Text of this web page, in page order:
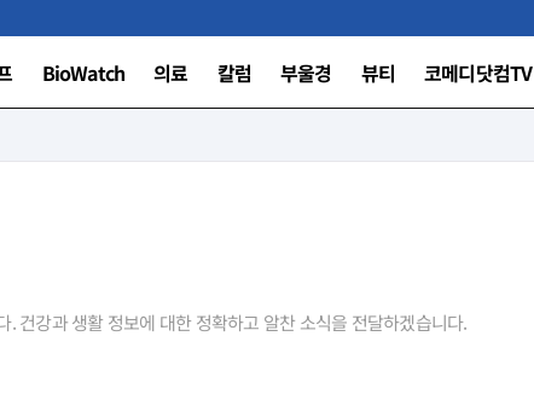
BioWatch 의료 칼럼 부울경 뷰티 코메디닷컴TV
건강과 생활 정보에 대한 정확하고 알찬 소식을 전달하겠습니다.